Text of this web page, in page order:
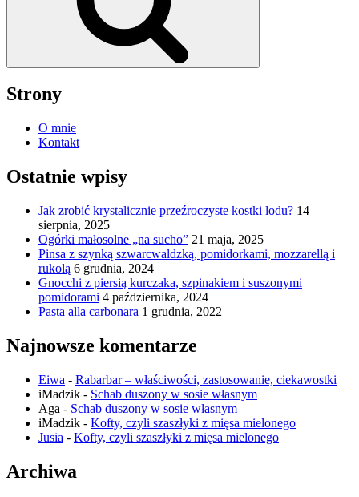
Strony
O mnie
Kontakt
Ostatnie wpisy
Jak zrobić krystalicznie przeźroczyste kostki lodu? 14
sierpnia, 2025
Ogórki małosolne „na sucho” 21 maja, 2025
Pinsa z szynką szwarcwaldzką, pomidorkami, mozzarellą i
rukolą 6 grudnia, 2024
Gnocchi z piersią kurczaka, szpinakiem i suszonymi
pomidorami 4 października, 2024
Pasta alla carbonara 1 grudnia, 2022
Najnowsze komentarze
Eiwa - Rabarbar – właściwości, zastosowanie, ciekawostki
iMadzik - Schab duszony w sosie własnym
Aga - Schab duszony w sosie własnym
iMadzik - Kofty, czyli szaszłyki z mięsa mielonego
Jusia - Kofty, czyli szaszłyki z mięsa mielonego
Archiwa